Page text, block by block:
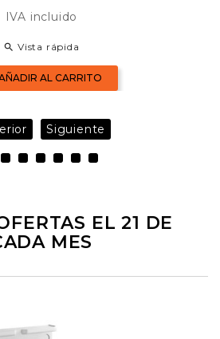
IVA incluido
 Vista rápida
AL CARRITO
Siguiente
EL 21 DE
MES